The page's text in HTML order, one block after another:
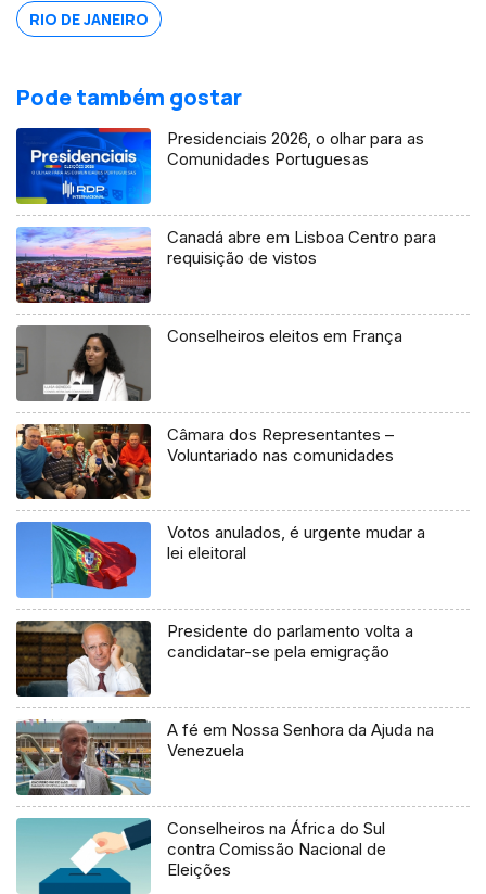
RIO DE JANEIRO
Pode também gostar
Presidenciais 2026, o olhar para as
Comunidades Portuguesas
Canadá abre em Lisboa Centro para
requisição de vistos
Conselheiros eleitos em França
Câmara dos Representantes –
Voluntariado nas comunidades
Votos anulados, é urgente mudar a
lei eleitoral
Presidente do parlamento volta a
candidatar-se pela emigração
A fé em Nossa Senhora da Ajuda na
Venezuela
Conselheiros na África do Sul
contra Comissão Nacional de
Eleições